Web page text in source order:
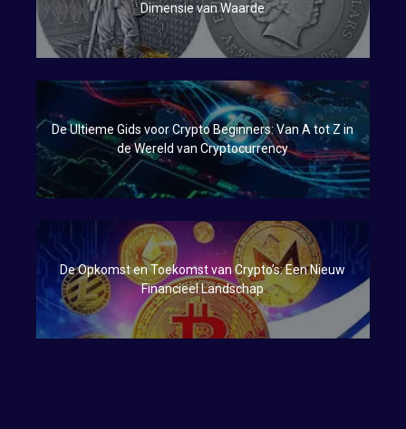
Dimensie van Waarde
De Ultieme Gids voor Crypto Beginners: Van A tot Z in
de Wereld van Cryptocurrency
De Opkomst en Toekomst van Crypto’s: Een Nieuw
Financieel Landschap